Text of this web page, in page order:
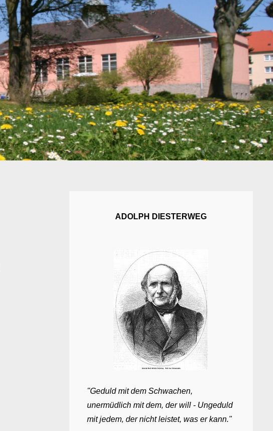
ADOLPH DIESTERWEG
"Geduld mit dem Schwachen,
unermüdlich mit dem, der will - Ungeduld
mit jedem, der nicht leistet, was er kann."